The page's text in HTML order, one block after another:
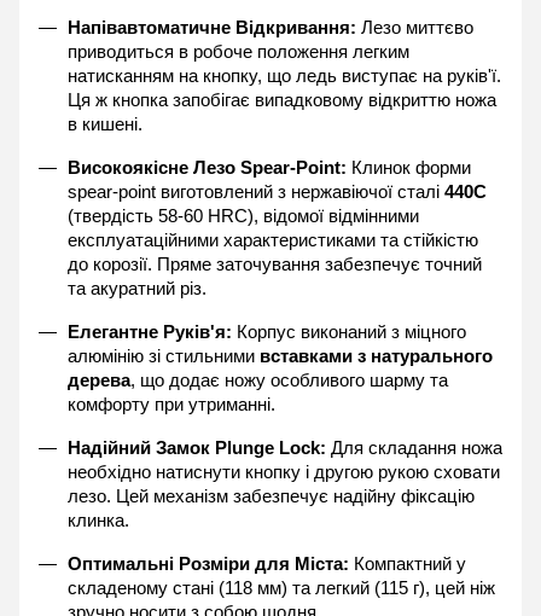
Напівавтоматичне Відкривання: Лезо миттєво
приводиться в робоче положення легким
натисканням на кнопку, що ледь виступає на руків'ї.
Ця ж кнопка запобігає випадковому відкриттю ножа
в кишені.
Високоякісне Лезо Spear-Point: Клинок форми
spear-point виготовлений з нержавіючої сталі 440С
(твердість 58-60 HRC), відомої відмінними
експлуатаційними характеристиками та стійкістю
до корозії. Пряме заточування забезпечує точний
та акуратний різ.
Елегантне Руків'я: Корпус виконаний з міцного
алюмінію зі стильними вставками з натурального
дерева, що додає ножу особливого шарму та
комфорту при утриманні.
Надійний Замок Plunge Lock: Для складання ножа
необхідно натиснути кнопку і другою рукою сховати
лезо. Цей механізм забезпечує надійну фіксацію
клинка.
Оптимальні Розміри для Міста: Компактний у
складеному стані (118 мм) та легкий (115 г), цей ніж